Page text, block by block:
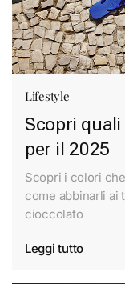
Lifestyle
Scopri
per il 2025
Scopri i colori
come abbinarli ai
cioccolato
Leggi tutto